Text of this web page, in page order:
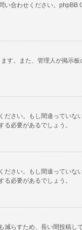
合わせください。phpBB
す。また、管理人が掲示
さい。もし間違っていな
必要があるでしょう。
さい。もし間違っていな
必要があるでしょう。
らすため、長い間投稿